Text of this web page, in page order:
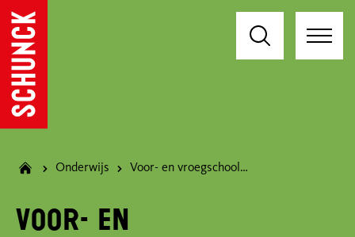
Onderwijs Voor- en vroegschoolse educatie
Voor- en